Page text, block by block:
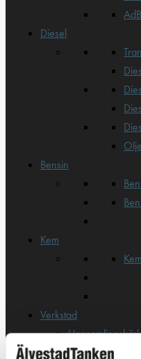
Diesel
Bensin
Kem
Verkstad
Spilloljetankar &